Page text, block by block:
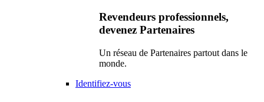
Revendeurs professionnels,
devenez Partenaires
Un réseau de Partenaires partout dans le
monde.
Identifiez-vous